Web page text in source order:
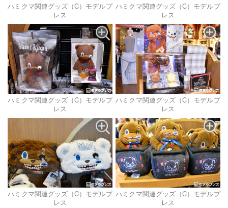
ハミクマ関連グッズ（C）モデルプ
レス
ハミクマ関連グッズ（C）モデルプ
レス
ハミクマ関連グッズ（C）モデルプ
レス
ハミクマ関連グッズ（C）モデルプ
レス
ハミクマ関連グッズ（C）モデルプ
レス
ハミクマ関連グッズ（C）モデルプ
レス